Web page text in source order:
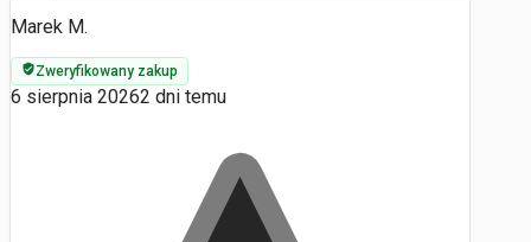
Marek M.
Zweryfikowany zakup
6 sierpnia 20262 dni temu